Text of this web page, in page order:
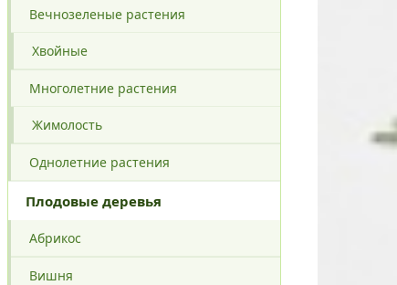
Вечнозеленые растения
Хвойные
Многолетние растения
Жимолость
Однолетние растения
Плодовые деревья
Абрикос
Вишня